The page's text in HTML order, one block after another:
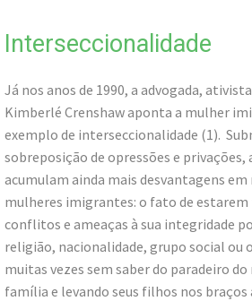
Interseccionalidade
Já nos anos de 1990, a advogada,
Kimberlé Crenshaw aponta a mulher
exemplo de interseccionalidade (1).
sobreposição de opressões e privações,
acumulam ainda mais desvantagens em
mulheres imigrantes: o fato de estarem
conflitos e ameaças à sua integridade
religião, nacionalidade, grupo social ou
muitas vezes sem saber do paradeiro
família e levando seus filhos nos braços